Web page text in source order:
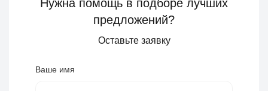
Нужна помощь в подборе лучших
предложений?
Оставьте заявку
Ваше имя